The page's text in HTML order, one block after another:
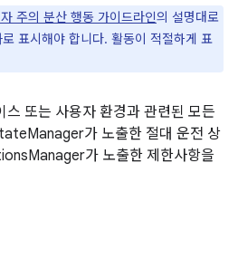
주의 분산 행동 가이드라인의 설명대로
표시해야 합니다. 활동이 적절하게 표
스 또는 사용자 환경과 관련된 모든
가 노출한 절대 운전 상
가 노출한 제한사항을